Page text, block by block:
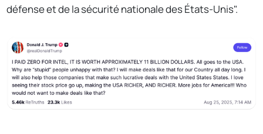
défense et de la sécurité nationale des États-Unis".